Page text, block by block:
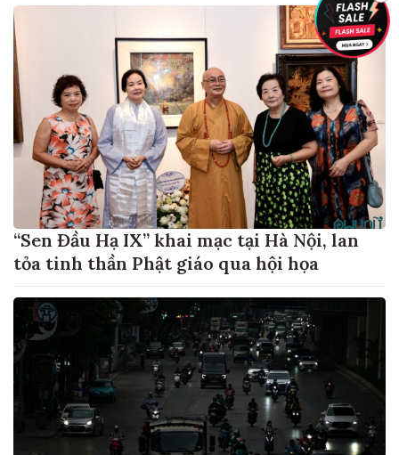
“Sen Đầu Hạ IX” khai mạc tại Hà Nội, lan
tỏa tinh thần Phật giáo qua hội họa